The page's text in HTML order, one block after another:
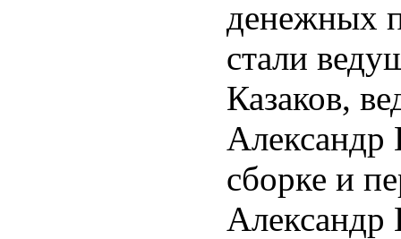
денежных
стали
Казаков,
Александр
сборке и
Александр